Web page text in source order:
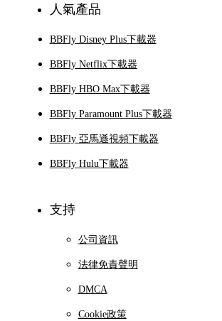
人氣產品
BBFly Disney Plus下載器
BBFly Netflix下載器
BBFly HBO Max下載器
BBFly Paramount Plus下載器
BBFly 亞馬遜視頻下載器
BBFly Hulu下載器
支持
公司資訊
法律免責聲明
DMCA
Cookie政策